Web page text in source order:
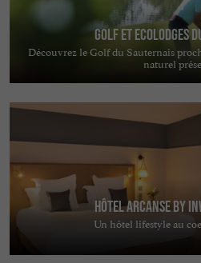
Golf et Ecolodges
Découvrez le Golf du Sauternais
naturel
Hôtel Arcanse by
Un hôtel lifestyle au